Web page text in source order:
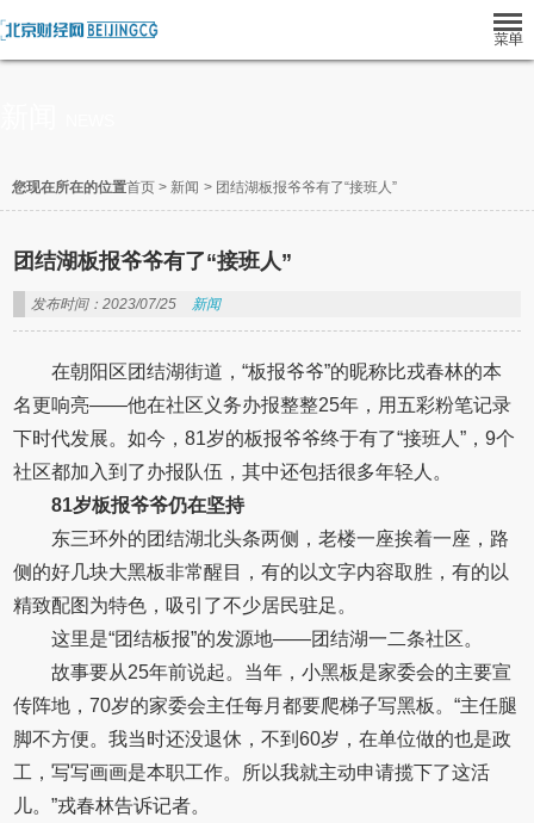
您现在所在的位置首页 > 新闻 > 团结湖板报爷爷有了“接班人”
团结湖板报爷爷有了“接班人”
发布时间：2023/07/25 新闻
在朝阳区团结湖街道，“板报爷爷”的昵称比戎春林的本
名更响亮——他在社区义务办报整整25年，用五彩粉笔记录
下时代发展。如今，81岁的板报爷爷终于有了“接班人”，9个
社区都加入到了办报队伍，其中还包括很多年轻人。
81岁板报爷爷仍在坚持
东三环外的团结湖北头条两侧，老楼一座挨着一座，路
侧的好几块大黑板非常醒目，有的以文字内容取胜，有的以
精致配图为特色，吸引了不少居民驻足。
这里是“团结板报”的发源地——团结湖一二条社区。
故事要从25年前说起。当年，小黑板是家委会的主要宣
传阵地，70岁的家委会主任每月都要爬梯子写黑板。“主任腿
脚不方便。我当时还没退休，不到60岁，在单位做的也是政
工，写写画画是本职工作。所以我就主动申请揽下了这活
儿。”戎春林告诉记者。